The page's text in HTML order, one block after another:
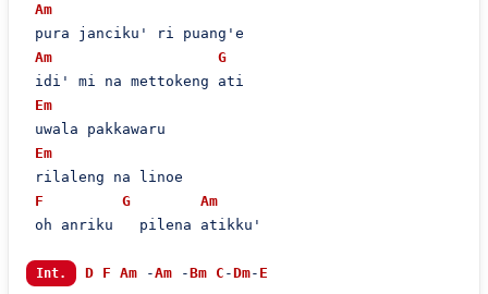
Am
pura janciku' ri puang'e
Am
G
idi' mi na mettokeng ati
Em
uwala pakkawaru
Em
rilaleng na linoe
F
G
Am
oh anriku   pilena atikku'
Int. D F Am -Am -Bm C -Dm- E